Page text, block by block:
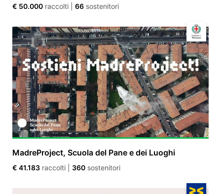
€ 50.000 raccolti 66 sostenitori
MadreProject, Scuola del Pane e dei Luoghi
€ 41.183 raccolti 360 sostenitori